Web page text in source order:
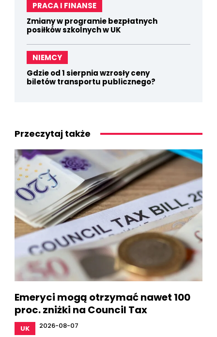
PRACA I FINANSE
Zmiany w programie bezpłatnych
posiłków szkolnych w UK
NIEMCY
Gdzie od 1 sierpnia wzrosły ceny
biletów transportu publicznego?
Przeczytaj także
Emeryci mogą otrzymać nawet 100
proc. zniżki na Council Tax
UK 2026-08-07